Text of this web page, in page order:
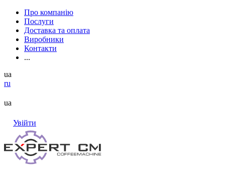
Про компанію
Послуги
Доставка та оплата
Виробники
Контакти
...
ua
ru
ua
Увійти